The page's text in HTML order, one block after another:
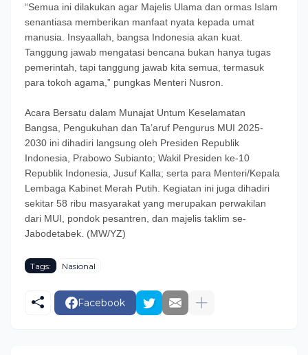
“Semua ini dilakukan agar Majelis Ulama dan ormas Islam
senantiasa memberikan manfaat nyata kepada umat
manusia. Insyaallah, bangsa Indonesia akan kuat.
Tanggung jawab mengatasi bencana bukan hanya tugas
pemerintah, tapi tanggung jawab kita semua, termasuk
para tokoh agama,” pungkas Menteri Nusron.
Acara Bersatu dalam Munajat Untum Keselamatan
Bangsa, Pengukuhan dan Ta’aruf Pengurus MUI 2025-
2030 ini dihadiri langsung oleh Presiden Republik
Indonesia, Prabowo Subianto; Wakil Presiden ke-10
Republik Indonesia, Jusuf Kalla; serta para Menteri/Kepala
Lembaga Kabinet Merah Putih. Kegiatan ini juga dihadiri
sekitar 58 ribu masyarakat yang merupakan perwakilan
dari MUI, pondok pesantren, dan majelis taklim se-
Jabodetabek. (MW/YZ)
Tags: Nasional
Facebook